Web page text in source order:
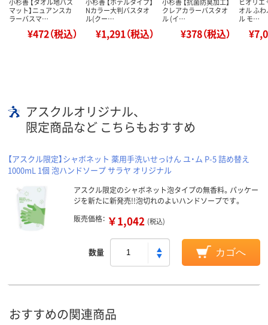
マット】ニュアンスカ
ラーバスマ…
¥472（税込）
Nカラー大判バスタオ
ル(クー…
¥1,291（税込）
クレアカラーバスタオ
ル (イ…
¥378（税込）
オル ふ
ル モ…
アスクルオリジナル、
限定商品など こちらもおすすめ
【アスクル限定】シャボネット 薬用手洗いせっけん ユ・ム P-5 詰め替え
1000mL 1個 泡ハンドソープ サラヤ オリジナル
アスクル限定のシャボネット泡タイプの無香料。パッケー
ジを新たに新発売!!泡切れのよいハンドソープです。
販売価格： ￥1,042 (税込)
数量 カゴへ
おすすめの関連商品